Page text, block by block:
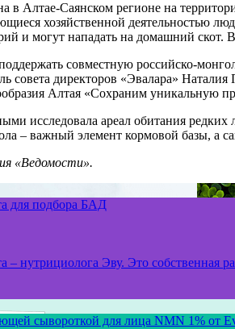
в Алтае-Саянском регионе на
хозяйственной деятельностью
и могут нападать на домашний скот.
совместную российско-
совета директоров «Эвалара»
Алтая «Сохраним уникальную
исследовала ареал обитания
– важный элемент кормовой базы, а
«Ведомости».
для подбора БАД
– нутрициолога Эву. Это собственная
сывороткой для лица NMN 1% от